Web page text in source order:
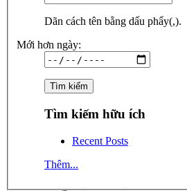
Dãn cách tên bằng dấu phẩy(,).
Mới hơn ngày:
Tìm kiếm hữu ích
Recent Posts
Thêm...